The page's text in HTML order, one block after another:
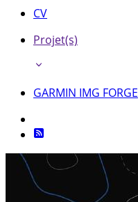
CV
Projet(s)
GARMIN IMG FORGE